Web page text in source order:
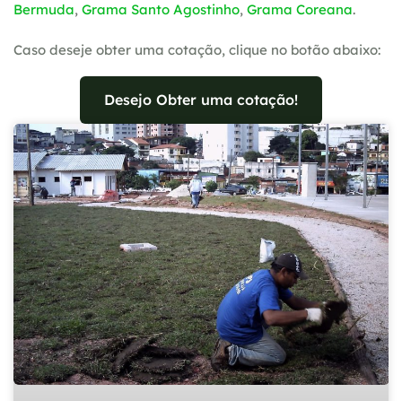
Bermuda, Grama Santo Agostinho, Grama Coreana.
Caso deseje obter uma cotação, clique no botão abaixo:
Desejo Obter uma cotação!